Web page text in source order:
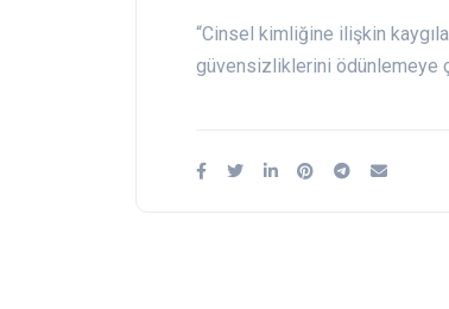
“Cinsel kimliğine ilişkin
güvensizliklerini ödünlemeye